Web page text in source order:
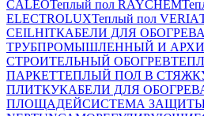
CALEOТеплый пол RAYCHEM
ELECTROLUXТеплый пол VERIA
CEILHITКАБЕЛИ ДЛЯ ОБОГРЕВА
ТРУБПРОМЫШЛЕННЫЙ И
СТРОИТЕЛЬНЫЙ ОБОГРЕВ
ПАРКЕТТЕПЛЫЙ ПОЛ В
ПЛИТКУКАБЕЛИ ДЛЯ
ПЛОЩАДЕЙСИСТЕМА